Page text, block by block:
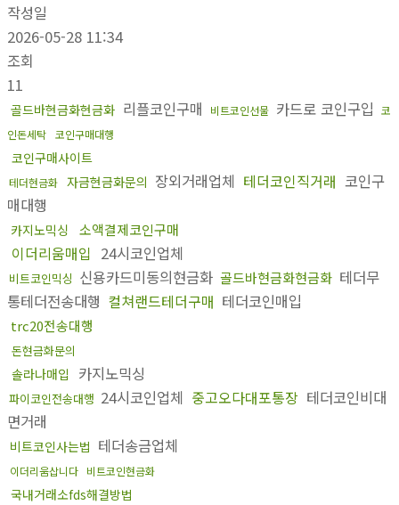
작성일
2026-05-28 11:34
조회
11
골드바현금화현금화 리플코인구매 비트코인선물 카드로 코인구입 코
인돈세탁 코인구매대행
코인구매사이트
테더현금화 자금현금화문의 장외거래업체 테더코인직거래 코인구
매대행
카지노믹싱 소액결제코인구매
이더리움매입 24시코인업체
비트코인믹싱 신용카드미동의현금화 골드바현금화현금화 테더무
통테더전송대행 컬쳐랜드테더구매 테더코인매입
trc20전송대행
돈현금화문의
솔라나매입 카지노믹싱
파이코인전송대행 24시코인업체 중고오다대포통장 테더코인비대
면거래
비트코인사는법 테더송금업체
이더리움삽니다 비트코인현금화
국내거래소fds해결방법